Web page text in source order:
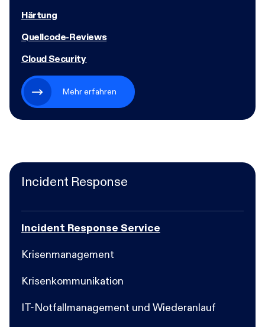
Härtung
Quellcode-Reviews
Cloud Security
Mehr erfahren
Incident Response
Incident Response Service
Krisenmanagement
Krisenkommunikation
IT-Notfallmanagement und Wiederanlauf